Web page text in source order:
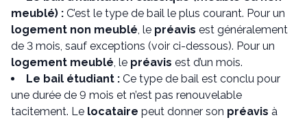
meublé) : C’est le type de bail le plus courant. Pour un
logement non meublé, le préavis est généralement
de 3 mois, sauf exceptions (voir ci-dessous). Pour un
logement meublé, le préavis est d’un mois.
Le bail étudiant : Ce type de bail est conclu pour
une durée de 9 mois et n’est pas renouvelable
tacitement. Le locataire peut donner son préavis à